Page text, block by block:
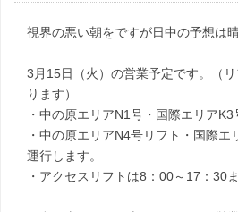
視界の悪い朝をですが日中の予想は
3月15日（火）の営業予定です。（
ります）
・中の原エリアN1号・国際エリアK3
・中の原エリアN4号リフト・国際エ
運行します。
・アクセスリフトは8：00～17：30